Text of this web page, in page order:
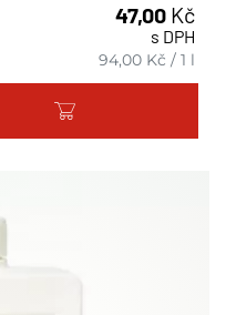
47,00 Kč
s DPH
94,00 Kč /1 l